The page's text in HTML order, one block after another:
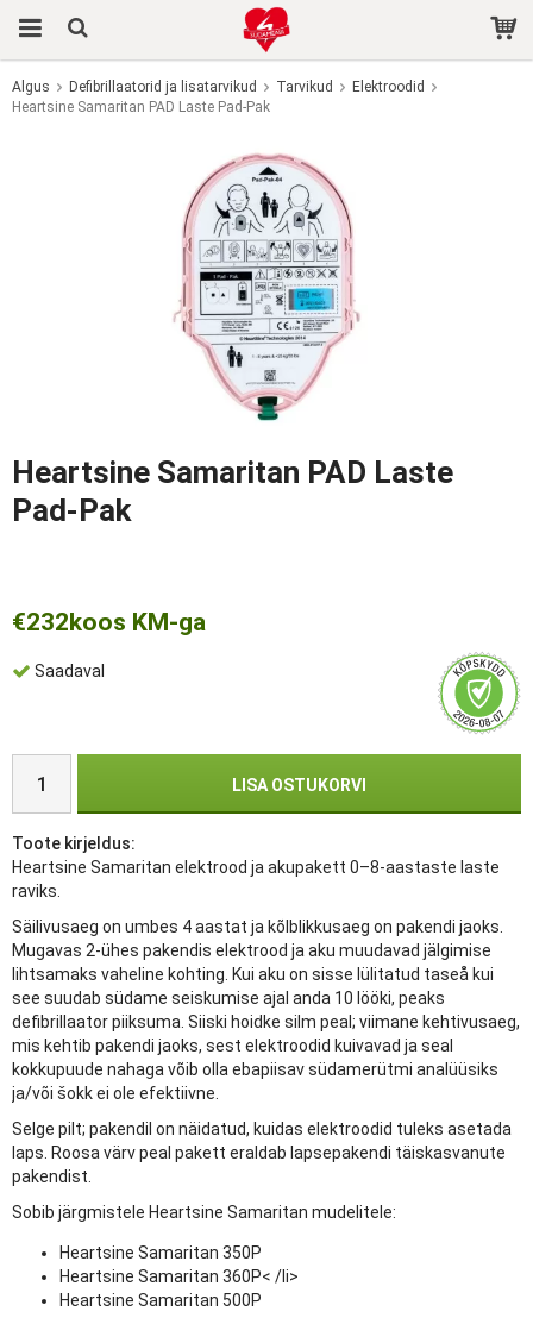
Toode on ostukorvi lisatud.
Algus Defibrillaatorid ja lisatarvikud Tarvikud
Elektroodid
Heartsine Samaritan PAD Laste Pad-Pak
Heartsine Samaritan PAD Laste
Pad-Pak
€232koos KM-ga
Saadaval
LISA OSTUKORVI
Toote kirjeldus:
Heartsine Samaritan elektrood ja akupakett 0–8-aastaste laste
raviks.
Säilivusaeg on umbes 4 aastat ja kõlblikkusaeg on pakendi jaoks.
Mugavas 2-ühes pakendis elektrood ja aku muudavad jälgimise
lihtsamaks vaheline kohting. Kui aku on sisse lülitatud taseå kui
see suudab südame seiskumise ajal anda 10 lööki, peaks
defibrillaator piiksuma. Siiski hoidke silm peal; viimane kehtivusaeg,
mis kehtib pakendi jaoks, sest elektroodid kuivavad ja seal
kokkupuude nahaga võib olla ebapiisav südamerütmi analüüsiks
ja/või šokk ei ole efektiivne.
Selge pilt; pakendil on näidatud, kuidas elektroodid tuleks asetada
laps. Roosa värv peal pakett eraldab lapsepakendi täiskasvanute
pakendist.
Sobib järgmistele Heartsine Samaritan mudelitele:
Heartsine Samaritan 350P
Heartsine Samaritan 360P< /li>
Heartsine Samaritan 500P